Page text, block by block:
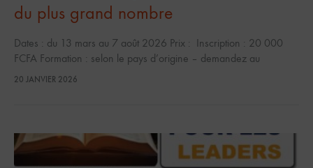
du plus grand nombre
Dates : du 13 mars au 7 août 2026 Prix : Inscription : 20 000
FCFA Formation : selon le pays d’origine – demandez au
responsable Langues : Bilingue Français/Anglais…
20 JANVIER 2026